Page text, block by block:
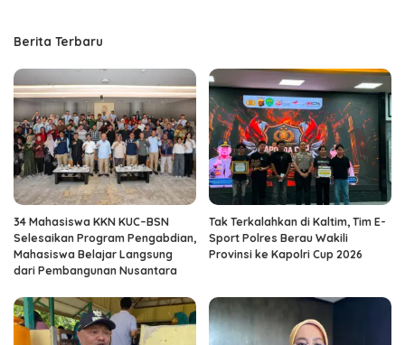
Berita Terbaru
34 Mahasiswa KKN KUC–BSN
Selesaikan Program Pengabdian,
Mahasiswa Belajar Langsung
dari Pembangunan Nusantara
Tak Terkalahkan di Kaltim, Tim E-
Sport Polres Berau Wakili
Provinsi ke Kapolri Cup 2026